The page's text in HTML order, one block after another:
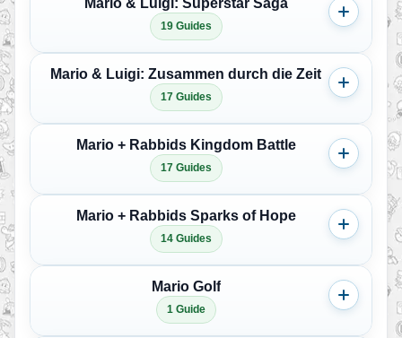
Mario & Luigi: Superstar Saga
19 Guides
Mario & Luigi: Zusammen durch die Zeit
17 Guides
Mario + Rabbids Kingdom Battle
17 Guides
Mario + Rabbids Sparks of Hope
14 Guides
Mario Golf
1 Guide